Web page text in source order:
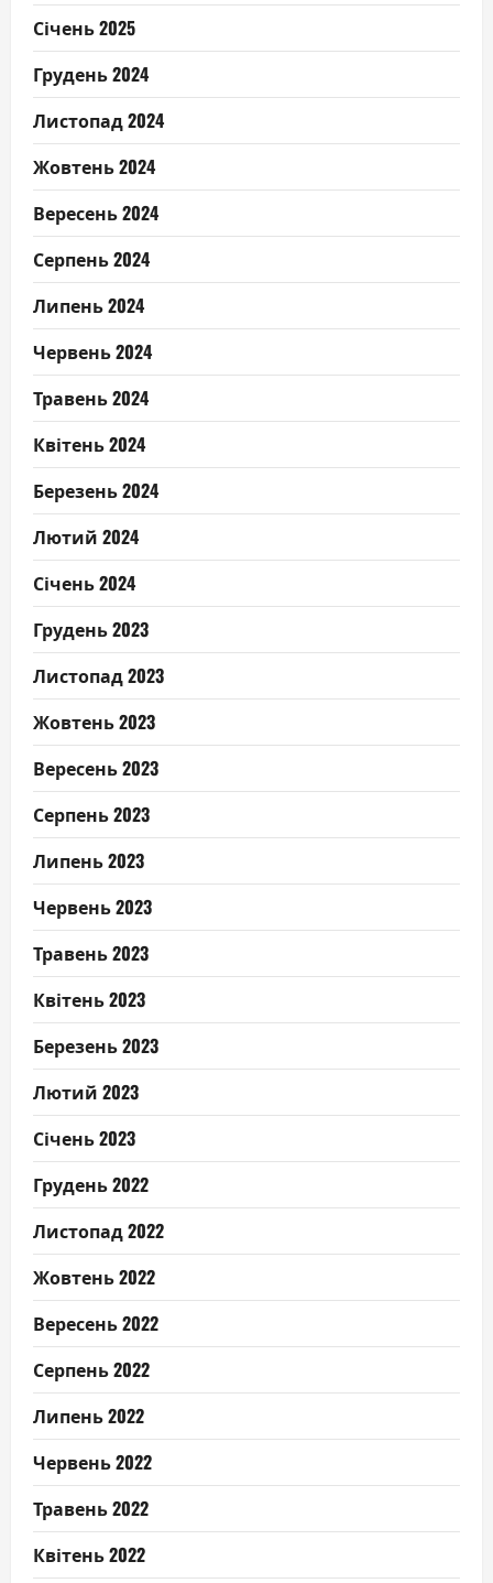
Січень 2025
Грудень 2024
Листопад 2024
Жовтень 2024
Вересень 2024
Серпень 2024
Липень 2024
Червень 2024
Травень 2024
Квітень 2024
Березень 2024
Лютий 2024
Січень 2024
Грудень 2023
Листопад 2023
Жовтень 2023
Вересень 2023
Серпень 2023
Липень 2023
Червень 2023
Травень 2023
Квітень 2023
Березень 2023
Лютий 2023
Січень 2023
Грудень 2022
Листопад 2022
Жовтень 2022
Вересень 2022
Серпень 2022
Липень 2022
Червень 2022
Травень 2022
Квітень 2022